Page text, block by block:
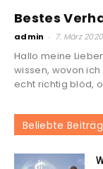
Bestes
admin - 7. März 2020
Hallo meine
wissen, wovon
echt richtig blöd,
Beliebte